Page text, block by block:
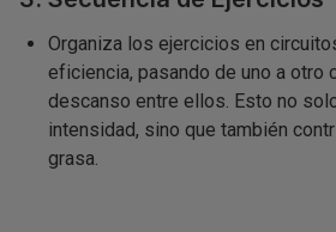
Organiza los ejercicios en
eficiencia, pasando de uno a otro
descanso entre ellos. Esto no
intensidad, sino que también
grasa.